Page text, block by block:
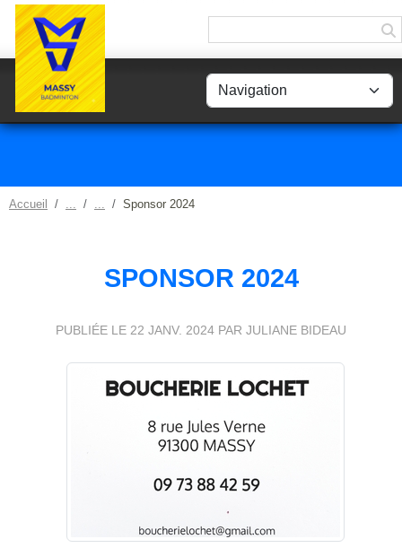
Accueil Sponsor 2024
SPONSOR 2024
PUBLIÉE LE 22 JANV. 2024 PAR JULIANE BIDEAU
Panneau de gestion des cookies